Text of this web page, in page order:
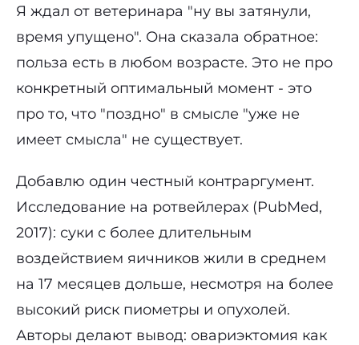
Я ждал от ветеринара "ну вы затянули,
время упущено". Она сказала обратное:
польза есть в любом возрасте. Это не про
конкретный оптимальный момент - это
про то, что "поздно" в смысле "уже не
имеет смысла" не существует.
Добавлю один честный контраргумент.
Исследование на ротвейлерах (PubMed,
2017): суки с более длительным
воздействием яичников жили в среднем
на 17 месяцев дольше, несмотря на более
высокий риск пиометры и опухолей.
Авторы делают вывод: овариэктомия как